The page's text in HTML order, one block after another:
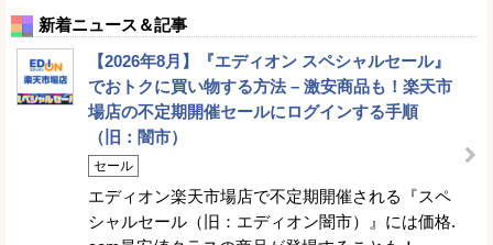
新着ニュース＆記事
【2026年8月】『エディオン スペシャルセール』
でおトクに買い物する方法 – 激安商品も！楽天市
場店の不定期開催セールにログインする手順
（旧：闇市）
セール
エディオン楽天市場店で不定期開催される『スペ
シャルセール（旧：エディオン闇市）』には価格.